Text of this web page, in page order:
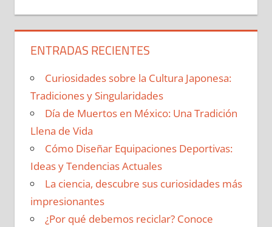
ENTRADAS RECIENTES
Curiosidades sobre la Cultura Japonesa:
Tradiciones y Singularidades
Día de Muertos en México: Una Tradición
Llena de Vida
Cómo Diseñar Equipaciones Deportivas:
Ideas y Tendencias Actuales
La ciencia, descubre sus curiosidades más
impresionantes
¿Por qué debemos reciclar? Conoce